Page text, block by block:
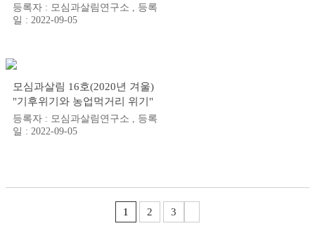
등록자 : 모심과살림연구소 , 등록
일 : 2022-09-05
모심과살림 16호(2020년 겨울)
"기후위기와 농업먹거리 위기"
등록자 : 모심과살림연구소 , 등록
일 : 2022-09-05
1 2 3